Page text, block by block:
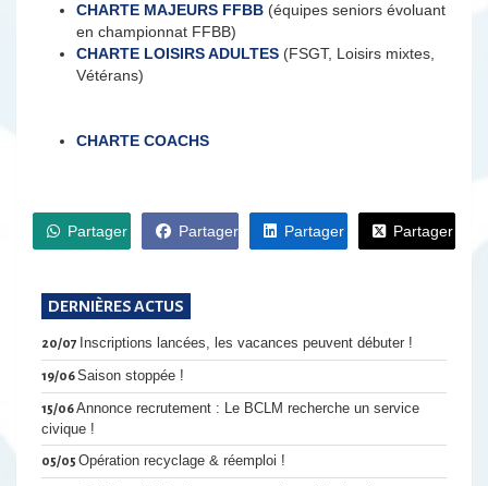
CHARTE MAJEURS FFBB (équipes seniors évoluant
en championnat FFBB)
CHARTE LOISIRS ADULTES (FSGT, Loisirs mixtes,
Vétérans)
CHARTE COACHS
Partager sur WhatsAppPartager sur FacebookPartager sur LinkedInPartager sur
DERNIÈRES ACTUS
20/07 Inscriptions lancées, les vacances peuvent débuter !
19/06Saison stoppée !
15/06Annonce recrutement : Le BCLM recherche un service
civique !
05/05 Opération recyclage & réemploi !